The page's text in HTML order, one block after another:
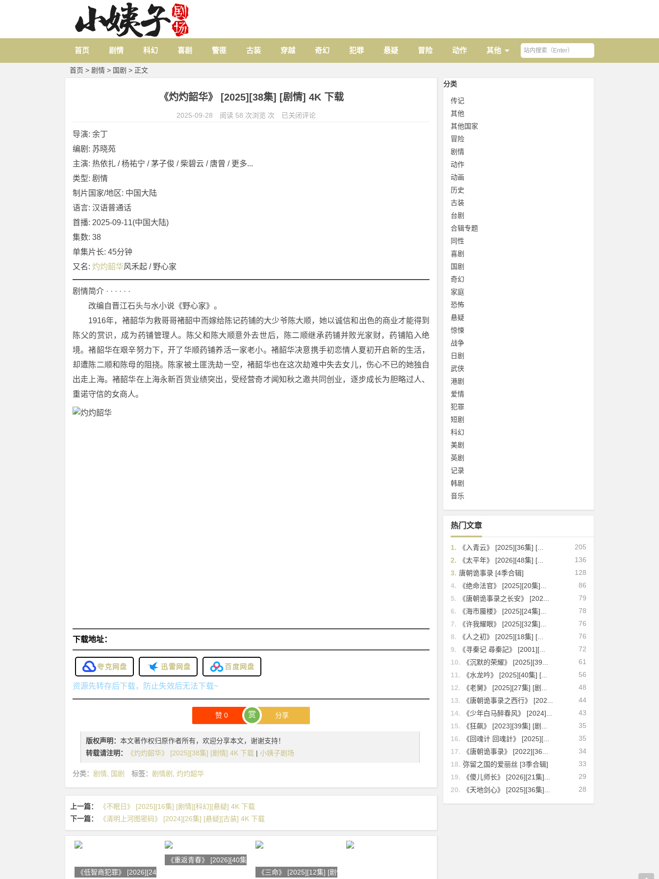
首页 剧情 科幻 喜剧 警匪 古装 穿越 奇幻 犯罪 悬疑 冒险 动作 其他
首页 > 剧情 > 国剧 > 正文
《灼灼韶华》 [2025][38集] [剧情] 4K 下载
2025-09-28 阅读 58 次浏览 次 已关闭评论
导演: 余丁
编剧: 苏晓苑
主演: 热依扎 / 杨祐宁 / 茅子俊 / 柴碧云 / 唐曾 / 更多...
类型: 剧情
制片国家/地区: 中国大陆
语言: 汉语普通话
首播: 2025-09-11(中国大陆)
集数: 38
单集片长: 45分钟
又名: 灼灼韶华风禾起 / 野心家
剧情简介 · · · · · ·
改编自晋江石头与水小说《野心家》。
1916年，褚韶华为救哥哥褚韶中而嫁给陈记药铺的大少爷陈大顺，她以诚信和出色的商业才能得到
陈父的赏识，成为药铺管理人。陈父和陈大顺意外去世后，陈二顺继承药铺并败光家财，药铺陷入绝
境。褚韶华在艰辛努力下，开了华顺药铺养活一家老小。褚韶华决意携手初恋情人夏初开启新的生活，
却遭陈二顺和陈母的阻挠。陈家被土匪洗劫一空，褚韶华也在这次劫难中失去女儿，伤心不已的她独自
出走上海。褚韶华在上海永新百货业绩突出，受经营奇才闻知秋之邀共同创业，逐步成长为胆略过人、
重诺守信的女商人。
下载地址：
夸克网盘 迅雷网盘 百度网盘
资源先转存后下载，防止失效后无法下载~
赞 0 赏 分享
版权声明：本文著作权归原作者所有，欢迎分享本文，谢谢支持！
转载请注明：
《灼灼韶华》 [2025][38集] [剧情] 4K 下载 | 小姨子剧场
分类： 剧情 国剧 标签： 剧情剧 灼灼韶华
上一篇：
《不眠日》 [2025][16集] [剧情][科幻][悬疑] 4K 下载
下一篇：
《清明上河图密码》 [2024][26集] [悬疑][古装] 4K 下载
《低智商犯罪》 [2026][24集] [剧
《重返青春》 [2026][40集] [剧情
《三命》 [2025][12集] [剧情][悬
分类
传记
其他
其他国家
冒险
剧情
动作
动画
历史
古装
台剧
合辑专题
同性
喜剧
国剧
奇幻
家庭
恐怖
悬疑
惊悚
战争
日剧
武侠
港剧
爱情
犯罪
短剧
科幻
美剧
英剧
记录
韩剧
音乐
热门文章
205
1.
《入青云》 [2025][36集] [...
136
2.
《太平年》 [2026][48集] [...
128
3. 唐朝诡事录 [4季合辑]
86
4.
《绝命法官》 [2025][20集]...
79
5.
《唐朝诡事录之长安》 [202...
78
6.
《海市蜃楼》 [2025][24集]...
76
7.
《许我耀眼》 [2025][32集]...
76
8.
《人之初》 [2025][18集] [...
72
9.
《寻秦记 尋秦記》 [2001][...
61
10.
《沉默的荣耀》 [2025][39...
56
11.
《水龙吟》 [2025][40集] [...
48
12.
《老舅》 [2025][27集] [剧...
44
13.
《唐朝诡事录之西行》 [202...
43
14.
《少年白马醉春风》 [2024]...
35
15.
《狂飙》 [2023][39集] [剧...
35
16.
《回魂计 回魂計》 [2025][...
34
17.
《唐朝诡事录》 [2022][36...
33
18. 弥留之国的爱丽丝 [3季合辑]
29
19.
《傻儿师长》 [2026][21集]...
28
20. 《天地剑心》 [2025][36集]...